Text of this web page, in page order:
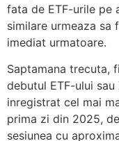
fata de ETF-urile pe
similare urmeaza sa
imediat urmatoare.
Saptamana trecuta,
debutul ETF-ului sau
inregistrat cel mai
prima zi din 2025,
sesiunea cu